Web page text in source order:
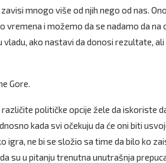
mnogo više od njih nego od nas.
i možemo da se nadamo da na
ako nastavi da donosi rezultate, ali
Gore.
političke opcije žele da iskoriste
kada svi očekuju da će oni biti
igra, ne bi se složio sa time da bilo ko
su u pitanju trenutna unutrašnja